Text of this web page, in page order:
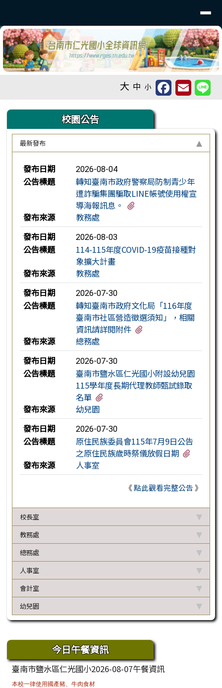
大 中 小
上中區域內容校園公告
最新發布
新聞列表
發布日期 2026-08-04
公告標題
轉知臺南市政府警察局防制青少年
遭詐騙集團騙取LINE帳號使用權宣
導海報訊息。
發布來源
教務處
發布日期
2026-08-03
公告標題
114-115年度COVID-19疫苗接種對
象擴大計畫
發布來源
教務處
發布日期
2026-07-30
公告標題
轉知臺南市政府文化局「116年度
臺南市社區營造徵選須知」，相關
資訊請詳閱附件
發布來源
總務處
發布日期
2026-07-30
公告標題
臺南市鹽水區仁光國小附設幼兒園
115學年度長期代理教師甄試錄取
名單
發布來源
幼兒園
發布日期
2026-07-30
公告標題
原住民族委員會115年7月9日公告
之原住民族歲時祭儀放假日期
發布來源
人事室
《點此觀看完整公告》
校長室
教務處
總務處
人事室
會計室
幼兒園
下中區域內容
今日午餐資訊
臺南市鹽水區仁光國小2026-08-07午餐資訊
本校一律使用國產豬、牛肉食材
頁尾區域